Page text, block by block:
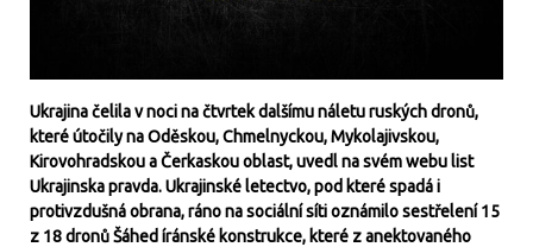
Ukrajina čelila v noci na čtvrtek dalšímu náletu ruských dronů,
které útočily na Oděskou, Chmelnyckou, Mykolajivskou,
Kirovohradskou a Čerkaskou oblast, uvedl na svém webu list
Ukrajinska pravda. Ukrajinské letectvo, pod které spadá i
protivzdušná obrana, ráno na sociální síti oznámilo sestřelení 15
z 18 dronů Šáhed íránské konstrukce, které z anektovaného